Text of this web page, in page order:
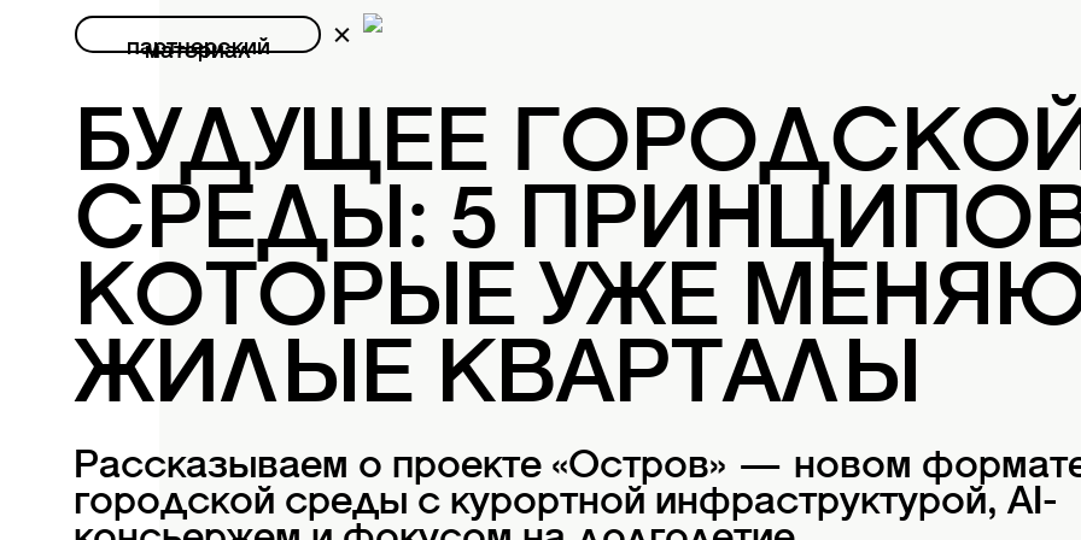
партнерский
материал
БУДУЩЕЕ
СРЕДЫ: 5
КОТОРЫЕ УЖЕ
ЖИЛЫЕ КВАРТАЛЫ
Рассказываем о проекте «Остров» — новом
городской среды с курортной инфраструктурой, AI-